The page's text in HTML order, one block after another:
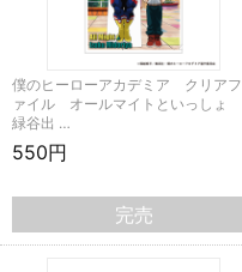
僕のヒーローアカデミア クリアフ
ァイル オールマイトといっしょ
緑谷出 …
550円
完売